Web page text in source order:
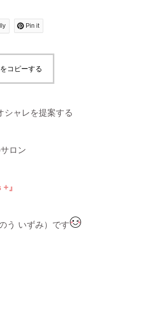
Pin it
コピーする
シャレを提案する
ロン
+』
う いずみ）です